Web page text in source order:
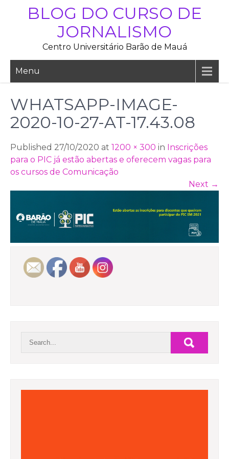
BLOG DO CURSO DE
JORNALISMO
Centro Universitário Barão de Mauá
Menu
WHATSAPP-IMAGE-
2020-10-27-AT-17.43.08
Published 27/10/2020 at 1200 × 300 in Inscrições
para o PIC já estão abertas e oferecem vagas para
os cursos de Comunicação
Next →